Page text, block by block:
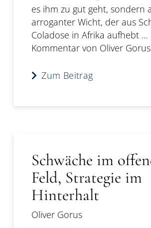
es ihm zu gut geht, sondern
arroganter Wicht, der aus
Coladose in Afrika aufhebt …
Kommentar von Oliver
Zum Beitrag
Schwäche im
Feld, Strategie im
Hinterhalt
Oliver Gorus